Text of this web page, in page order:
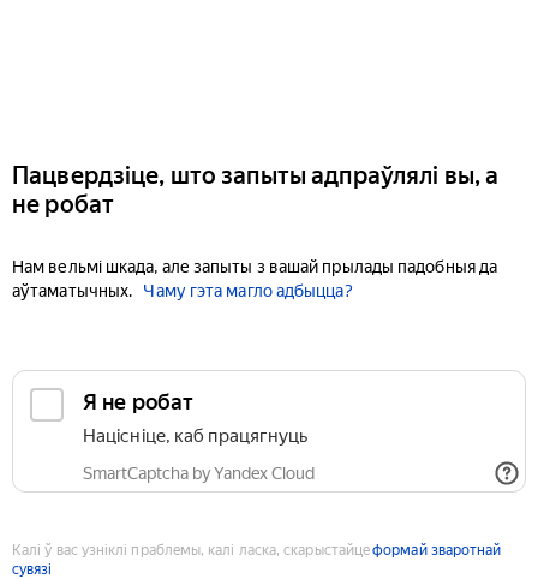
Пацвердзіце, што запыты адпраўлялі вы, а
не робат
Нам вельмі шкада, але запыты з вашай прылады падобныя да
аўтаматычных.
Чаму гэта магло адбыцца?
Я не робат
Націсніце, каб працягнуць
SmartCaptcha by Yandex Cloud
Калі ў вас узніклі праблемы, калі ласка, скарыстайцеформай зваротнай
сувязі